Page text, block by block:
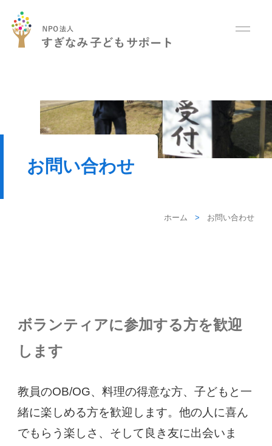
お問い合わせ
ホーム お問い合わせ
ボランティアに参加する方を歓迎
します
教員のOB/OG、料理の得意な方、子どもと一
緒に楽しめる方を歓迎します。他の人に喜ん
でもらう楽しさ、そして良き友に出会いま